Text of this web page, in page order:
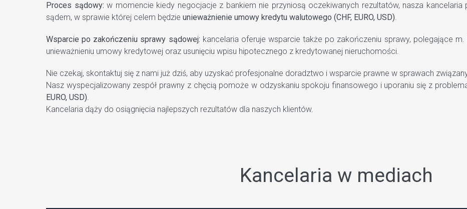
Proces sądowy: w momencie kiedy negocjacje z bankiem nie przyniosą oczekiwanych rezultatów, nasza
sądem, w sprawie której celem będzie unieważnienie umowy kredytu walutowego (CHF, EURO, USD).
Wsparcie po zakończeniu sprawy sądowej: kancelaria oferuje wsparcie także po zakończeniu sprawy, polegające
unieważnieniu umowy kredytowej oraz usunięciu wpisu hipotecznego z kredytowanej nieruchomości.
Nie czekaj, skontaktuj się z nami już dziś, aby uzyskać profesjonalne doradztwo i wsparcie prawne w sprawach
Nasz wyspecjalizowany zespół prawny z chęcią pomoże w odzyskaniu spokoju finansowego i uporaniu się z
EURO, USD).
Kancelaria dąży do osiągnięcia najlepszych rezultatów dla naszych klientów.
Kancelaria w mediach